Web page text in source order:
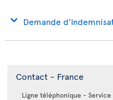
Demande
Contact - France
Ligne téléphonique -